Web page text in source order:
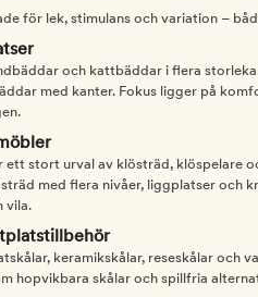
för lek, stimulans och variation –
och kattbäddar i flera
med kanter. Fokus ligger på
ett stort urval av klösträd, klöspelare
med flera nivåer, liggplatser och
vila.
keramikskålar, reseskålar och
hopvikbara skålar och spillfria